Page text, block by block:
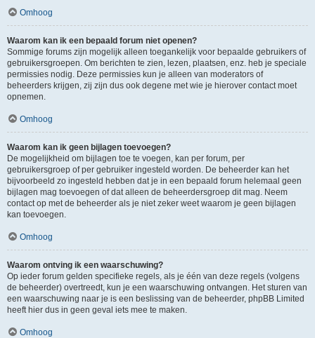
Omhoog
Waarom kan ik een bepaald forum niet openen?
Sommige forums zijn mogelijk alleen toegankelijk voor bepaalde gebruikers of
gebruikersgroepen. Om berichten te zien, lezen, plaatsen, enz. heb je speciale
permissies nodig. Deze permissies kun je alleen van moderators of
beheerders krijgen, zij zijn dus ook degene met wie je hierover contact moet
opnemen.
Omhoog
Waarom kan ik geen bijlagen toevoegen?
De mogelijkheid om bijlagen toe te voegen, kan per forum, per
gebruikersgroep of per gebruiker ingesteld worden. De beheerder kan het
bijvoorbeeld zo ingesteld hebben dat je in een bepaald forum helemaal geen
bijlagen mag toevoegen of dat alleen de beheerdersgroep dit mag. Neem
contact op met de beheerder als je niet zeker weet waarom je geen bijlagen
kan toevoegen.
Omhoog
Waarom ontving ik een waarschuwing?
Op ieder forum gelden specifieke regels, als je één van deze regels (volgens
de beheerder) overtreedt, kun je een waarschuwing ontvangen. Het sturen van
een waarschuwing naar je is een beslissing van de beheerder, phpBB Limited
heeft hier dus in geen geval iets mee te maken.
Omhoog